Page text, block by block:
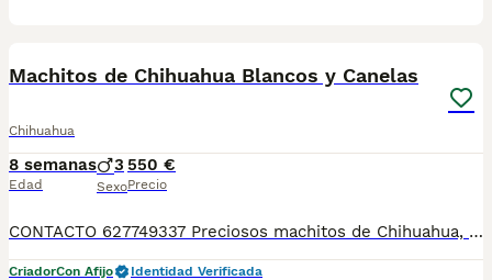
Machitos de Chihuahua Blancos y Canelas
Chihuahua
8 semanas
Edad
3
Sexo
550 €
Precio
CONTACTO 627749337 Preciosos machitos de Chihuahua, se entregan vacunados, desparasitados con su cartilla veterinaria. Criador profesional con afijo de la RSCE y FCI Centro de cria autorizado con núcleo zoológico Registro de criador autorizado
CriadorCon Afijo
Identidad Verificada